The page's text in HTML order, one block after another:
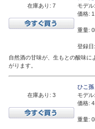
在庫あり: 7
モデル:
価格:
重量:
登録
自然酒の甘味が、生もとの酸味
がります。
在庫あり: 3
ひこ
モデル:
価格:
重量: